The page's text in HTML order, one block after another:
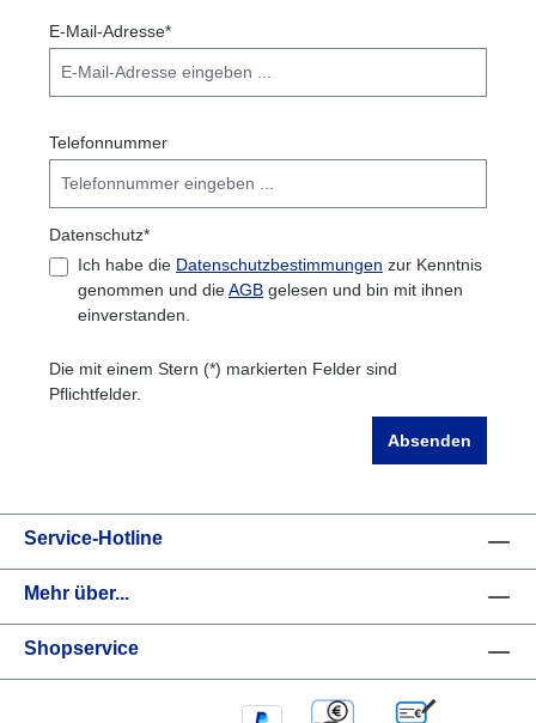
E-Mail-Adresse*
Telefonnummer
Datenschutz*
Ich habe die Datenschutzbestimmungen zur Kenntnis
genommen und dieAGB gelesen und bin mit ihnen
einverstanden.
Die mit einem Stern (*) markierten Felder sind
Pflichtfelder.
Absenden
Service-Hotline
Mehr über...
Shopservice